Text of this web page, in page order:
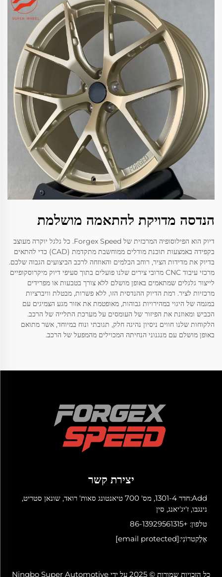
הנדסה מדויקת להתאמה מושלמת
דיוק הוא הפילוסופיה המרכזית של Forgex Speed. כל גלגל יוקרה מעוצב
בקפידה באמצעות תוכנת מודלים ממוחשבת מתקדמת (CAD) כדי להתאים
בדיוק את מדידות הציר, רוחב הבלמים והאוזחה לרכב הביצועים הגבוה שלכם.
מרכזי עיבוד CNC מרובי צירים שלנו פועלים בתוך סעיפי דיוק מיקרוסקופיים
לייצור גלגלים שמתאמים באופן מושלם ללא צורך בטבעות או מפרידים
מרכזיות לציר. רמת הדיוק ההנדסית הזו, ללא פשרות, מבטלת וויברציות
במגמה של היגוי במהירויות גבוהות, מאופטמת את אזור מגע הצמיגים עם
הכביש ומאוזנת את הפיזור של העומסים על מערכת התלייה של הרכב.
הלקוחות שלנו חווים ניסיון נהיגה חלק, תגובתי ונוח במיוחד, אשר מתואם
באופן מושלם עם מנגנוני הנחיתה המכוילים מהמפעל של הרכב.
יצירת קשר
Add:חדר 1301-4, מס' 700 טיאנטונג סאות' רואד, שונאן סטריט,
נינגבו, ז'יג'יאנג, סין
טלפון: +86-13929561315
אֶלֶקטרוֹנִי:[email protected]
כל הזכויות שמורות © 2025 על ידי Ningbo Super Automotive